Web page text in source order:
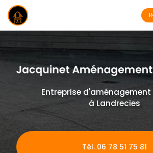
Aller
au
contenu
principal
Entreprise d'aménagement
à Landrecies
Tél. 06 78 51 75 81